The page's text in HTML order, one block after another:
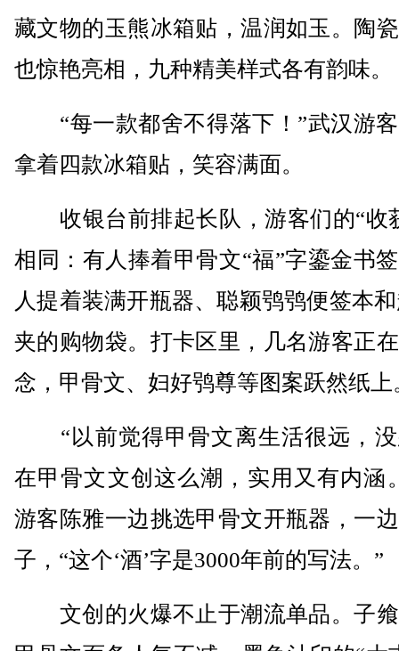
藏文物的玉熊冰箱贴，温润如玉。陶
也惊艳亮相，九种精美样式各有韵味。
“每一款都舍不得落下！”武汉游
拿着四款冰箱贴，笑容满面。
收银台前排起长队，游客们的“收
相同：有人捧着甲骨文“福”字鎏金书
人提着装满开瓶器、聪颖鸮鸮便签本和
夹的购物袋。打卡区里，几名游客正
念，甲骨文、妇好鸮尊等图案跃然纸上
“以前觉得甲骨文离生活很远，没
在甲骨文文创这么潮，实用又有内涵
游客陈雅一边挑选甲骨文开瓶器，一
子，“这个‘酒’字是3000年前的写法。”
文创的火爆不止于潮流单品。子